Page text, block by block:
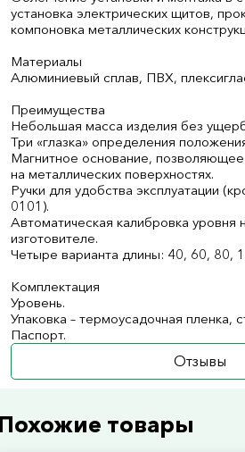
установка электрических щитов,
компоновка металлических
Материалы
Алюминиевый сплав, ПВХ,
Преимущества
Небольшая масса изделия без
Три «глазка» определения
Магнитное основание,
на металлических поверхностях.
Ручки для удобства эксплуатации
0101).
Автоматическая калибровка уровня
изготовителе.
Четыре варианта длины: 40, 60, 80,
Комплектация
Уровень.
Упаковка – термоусадочная пленка,
Паспорт.
Отзывы
товары